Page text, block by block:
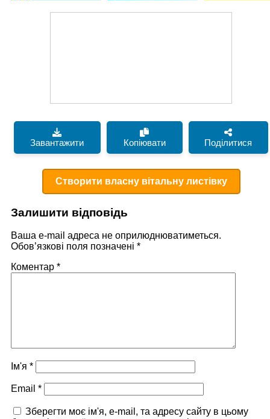
Завантажити Копіювати Поділитися
Створити власну вітальну листівку
Залишити відповідь
Ваша e-mail адреса не оприлюднюватиметься.
Обов’язкові поля позначені *
Коментар *
Ім'я *
Email *
Зберегти моє ім'я, e-mail, та адресу сайту в цьому